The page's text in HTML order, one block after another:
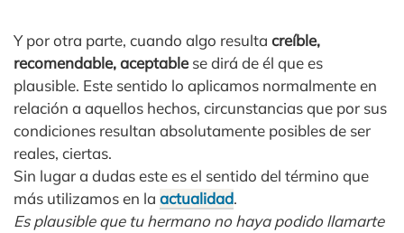
Y por otra parte, cuando algo resulta creíble,
recomendable, aceptablese dirá de él que es
plausible. Este sentido lo aplicamos normalmente en
relación a aquellos hechos, circunstancias que por sus
condiciones resultan absolutamente posibles de ser
reales, ciertas.
Sin lugar a dudas este es el sentido del término que
más utilizamos en la actualidad.
Es plausible que tu hermano no haya podido llamarte